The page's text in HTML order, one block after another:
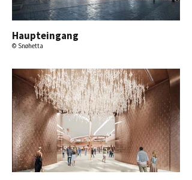
Haupteingang
© Snøhetta